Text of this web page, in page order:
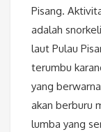
Pisang.
adalah
laut Pulau
terumbu
yang
akan berburu
lumba yang